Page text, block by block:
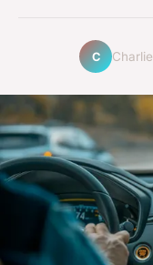
C Charlie